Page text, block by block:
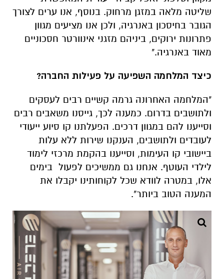
שליטה מלאה במזגן מרחוק. בנוסף, אנו ערים לצורך
הגובר בחיסכון באנרגיה, ולכן אנו מציעים מגוון
פתרונות ירוקים, ביניהם מזגני אינוורטר חסכוניים
מאוד באנרגיה."
כיצד המלחמה השפיעה על פעילות החברה?
"המלחמה האחרונה גרמה קשיים רבים לעסקים
ולתושבים בדרום. כמענה לכך, גייסנו משאבים רבים
וסייענו להם במגוון דרכים. הפעלתנו קו סיוע ייעודי
לעובדים ולתושבים, הענקנו שירות ללא עלות
ביישובי קו העימות, וסייענו בהקמת מרכזי לימוד
לילדי העוטף. אנחנו גם ממשיכים לפעול בימים
אלו, במטרה לוודא שכל לקוחותינו יקבלו את
המענה הטוב ביותר".